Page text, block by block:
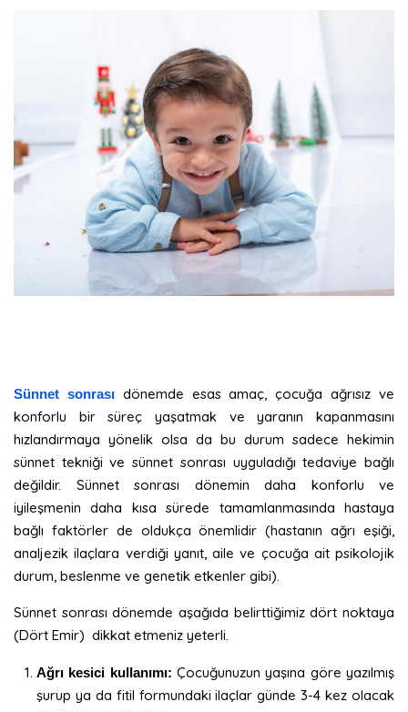
Sünnet sonrasıdönemde esas amaç, çocuğa ağrısız ve
konforlu bir süreç yaşatmak ve yaranın kapanmasını
hızlandırmaya yönelik olsa da bu durum sadece hekimin
sünnet tekniği ve sünnet sonrası uyguladığı tedaviye bağlı
değildir. Sünnet sonrası dönemin daha konforlu ve
iyileşmenin daha kısa sürede tamamlanmasında hastaya
bağlı faktörler de oldukça önemlidir (hastanın ağrı eşiği,
analjezik ilaçlara verdiği yanıt, aile ve çocuğa ait psikolojik
durum, beslenme ve genetik etkenler gibi).
Sünnet sonrası dönemde aşağıda belirttiğimiz dört noktaya
(Dört Emir) dikkat etmeniz yeterli.
Ağrı kesici kullanımı: Çocuğunuzun yaşına göre yazılmış
şurup ya da fitil formundaki ilaçlar günde 3-4 kez olacak